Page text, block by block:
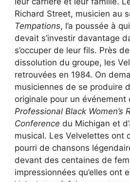
Richard Street, musicien au
Tempations, l’a poussée à
devait s’investir davantage
s’occuper de leur fils. Près
dissolution du groupe, les
retrouvées en 1984. On
musiciennes de se produire
originale pour un événement
Professional Black Women’s
Conference du Michigan et
musical. Les Velvelettes ont
pourri de chansons
devant des centaines de
impressionnées qu’elles ont